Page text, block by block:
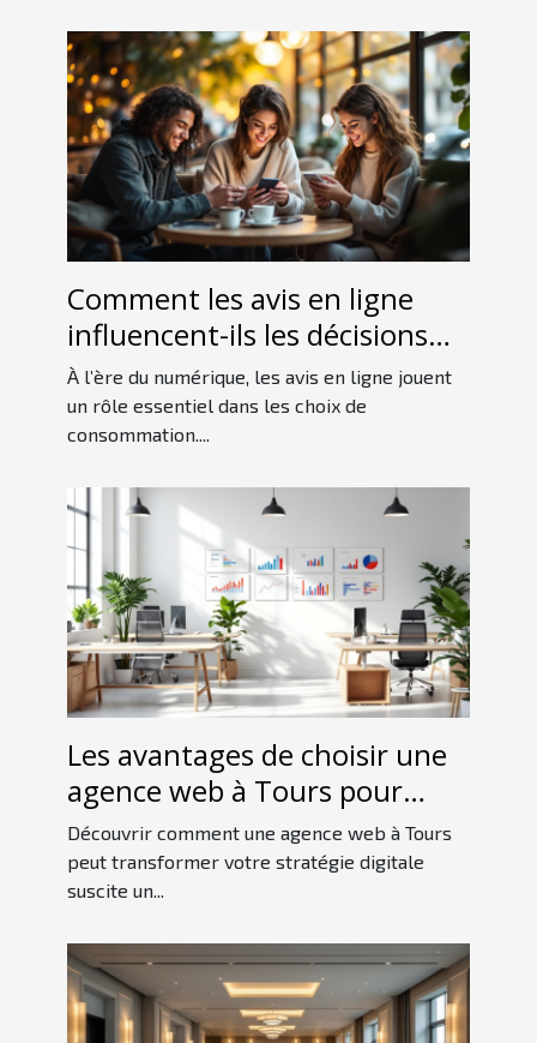
Comment les avis en ligne
influencent-ils les décisions
d'achat des consommateurs ?
À l’ère du numérique, les avis en ligne jouent
un rôle essentiel dans les choix de
consommation....
Les avantages de choisir une
agence web à Tours pour
votre stratégie digitale
Découvrir comment une agence web à Tours
peut transformer votre stratégie digitale
suscite un...